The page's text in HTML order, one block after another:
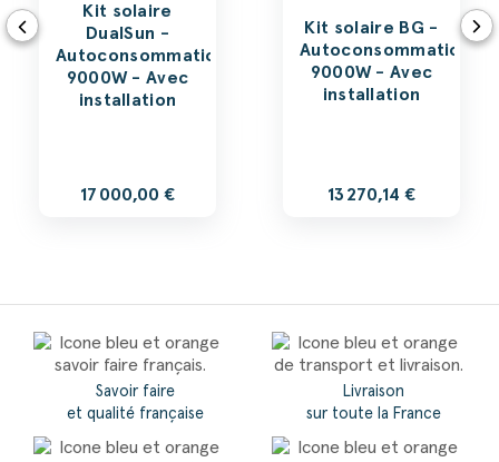
Kit solaire
DualSun -
Autoconsommation
9000W - Avec
installation
17 000,00 €
Kit solaire BG -
Autoconsommation
9000W - Avec
installation
13 270,14 €
Savoir faire
et qualité française
Livraison
sur toute la France